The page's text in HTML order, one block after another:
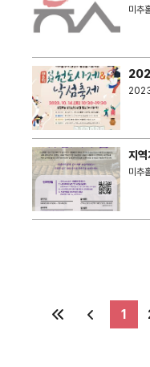
미추
플
(미추
쪽수
2023
이
- 장
1.3MB
지역
집'
미추
모
나의
1